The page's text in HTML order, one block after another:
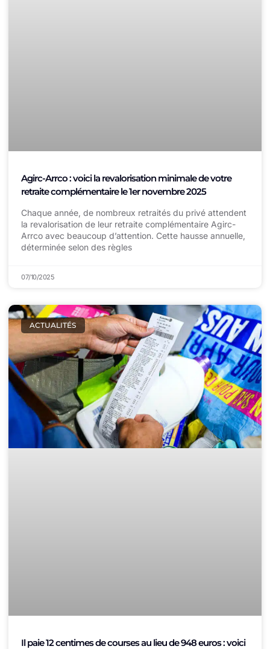
Agirc-Arrco : voici la revalorisation minimale de votre
retraite complémentaire le 1er novembre 2025
Chaque année, de nombreux retraités du privé attendent
la revalorisation de leur retraite complémentaire Agirc-
Arrco avec beaucoup d’attention. Cette hausse annuelle,
déterminée selon des règles
07/10/2025
ACTUALITÉS
Il paie 12 centimes de courses au lieu de 948 euros : voici